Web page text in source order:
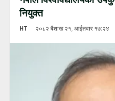
नियुक्त
HT २०८२ बैशाख २१, आईतवार १७:२४